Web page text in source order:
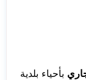
بأحياء بلدية